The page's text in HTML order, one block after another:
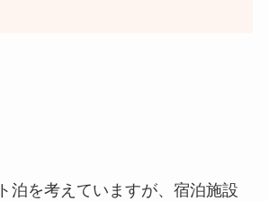
泊を考えていますが、宿泊施設